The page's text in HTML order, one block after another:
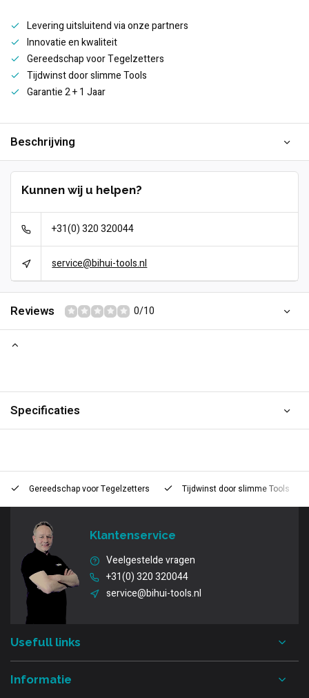
Levering uitsluitend via onze partners
Innovatie en kwaliteit
Gereedschap voor Tegelzetters
Tijdwinst door slimme Tools
Garantie 2 + 1 Jaar
Beschrijving
Kunnen wij u helpen?
+31(0) 320 320044
service@bihui-tools.nl
Reviews 0/10
Specificaties
Gereedschap voorTegelzetters Tijdwinst door slimme Tools
Klantenservice
Veelgestelde vragen
+31(0) 320 320044
service@bihui-tools.nl
Usefull links
Informatie